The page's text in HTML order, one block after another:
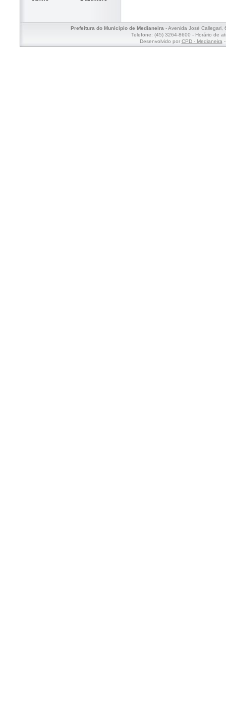
Prefeitura do Município de Medianeira- Avenida José Callegari,
Telefone: (45) 3264-8600 - Horário de
Desenvolvido por CPD - Medianeira-